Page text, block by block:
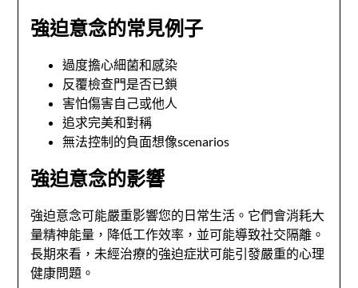
強迫意念的常見例子
過度擔心細菌和感染
反覆檢查門是否已鎖
害怕傷害自己或他人
追求完美和對稱
無法控制的負面想像scenarios
強迫意念的影響
強迫意念可能嚴重影響您的日常生活。它們會消耗大
量精神能量，降低工作效率，並可能導致社交隔離。
長期來看，未經治療的強迫症狀可能引發嚴重的心理
健康問題。